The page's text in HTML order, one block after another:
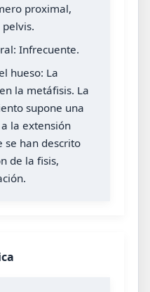
proximal,
Infrecuente.
hueso: La
la metáfisis. La
supone una
la extensión
se han descrito
de la fisis,